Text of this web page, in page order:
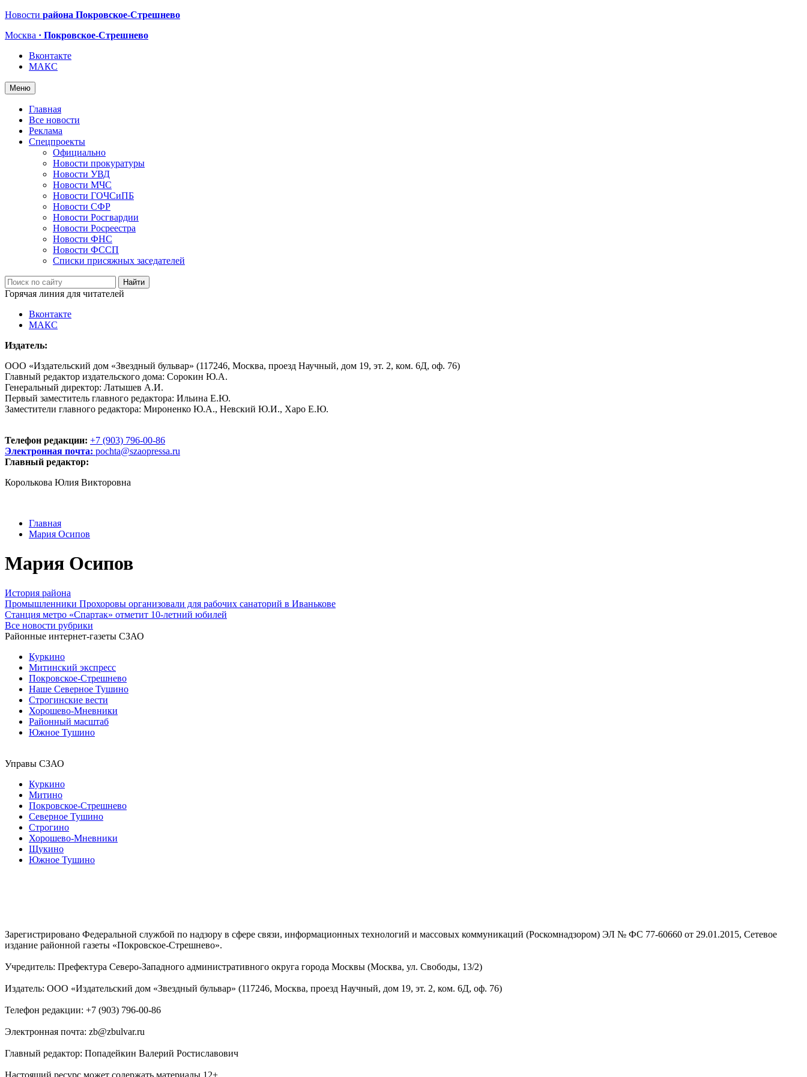
Новости района Покровское-Стрешнево
Москва · Покровское-Стрешнево
Вконтакте
МАКС
Меню
Главная
Все новости
Реклама
Спецпроекты
Официально
Новости прокуратуры
Новости УВД
Новости МЧС
Новости ГОЧСиПБ
Новости СФР
Новости Росгвардии
Новости Росреестра
Новости ФНС
Новости ФССП
Списки присяжных заседателей
Горячая линия для читателей
Вконтакте
МАКС
Издатель:
ООО «Издательский дом «Звездный бульвар» (117246, Москва, проезд Научный, дом 19, эт. 2, ком. 6Д, оф. 76)
Главный редактор издательского дома: Сорокин Ю.А.
Генеральный директор: Латышев А.И.
Первый заместитель главного редактора: Ильина Е.Ю.
Заместители главного редактора: Мироненко Ю.А., Невский Ю.И., Харо Е.Ю.
Телефон редакции: +7 (903) 796-00-86
Электронная почта: pochta@szaopressa.ru
Главный редактор:
Королькова Юлия Викторовна
Главная
Мария Осипов
Мария Осипов
История района
Промышленники Прохоровы организовали для рабочих санаторий в Иванькове
Станция метро «Спартак» отметит 10-летний юбилей
Все новости рубрики
Районные интернет-газеты СЗАО
Куркино
Митинский экспресс
Покровское-Стрешнево
Наше Северное Тушино
Строгинские вести
Хорошево-Мневники
Районный масштаб
Южное Тушино
Управы СЗАО
Куркино
Митино
Покровское-Стрешнево
Северное Тушино
Строгино
Хорошево-Мневники
Щукино
Южное Тушино
Зарегистрировано Федеральной службой по надзору в сфере связи, информационных технологий и массовых коммуникаций (Роскомнадзором) ЭЛ № ФС 77-60660 от 29.01.2015, Сетевое
издание районной газеты «Покровское-Стрешнево».
Учредитель: Префектура Северо-Западного административного округа города Москвы (Москва, ул. Свободы, 13/2)
Издатель: ООО «Издательский дом «Звездный бульвар» (117246, Москва, проезд Научный, дом 19, эт. 2, ком. 6Д, оф. 76)
Телефон редакции: +7 (903) 796-00-86
Электронная почта: zb@zbulvar.ru
Главный редактор: Попадейкин Валерий Ростиславович
Настоящий ресурс может содержать материалы 12+